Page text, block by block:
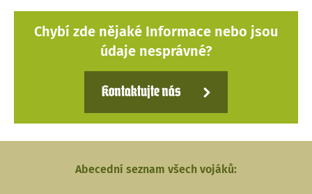
Chybí zde nějaké Informace nebo jsou
údaje nesprávné?
Kontaktujte nás
Abecední seznam všech vojáků: